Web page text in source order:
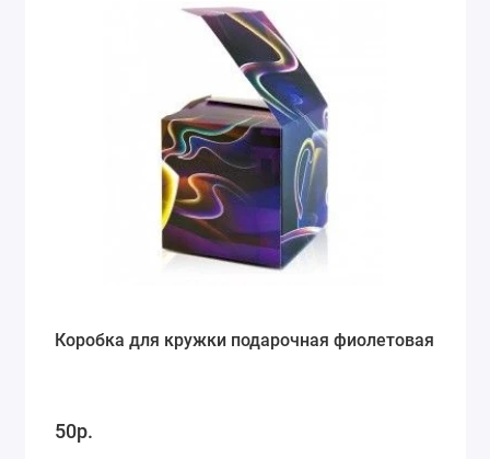
Коробка для кружки подарочная фиолетовая
50р.